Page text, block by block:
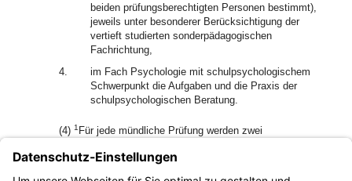
beiden prüfungsberechtigten Personen bestimmt),
jeweils unter besonderer Berücksichtigung der
vertieft studierten sonderpädagogischen
Fachrichtung,
4.
im Fach Psychologie mit schulpsychologischem
Schwerpunkt die Aufgaben und die Praxis der
schulpsychologischen Beratung.
(4) 1 Für jede mündliche Prüfung werden zwei
prüfungsberechtigte Person muss dem in § 7 Abs. 1 Satz 1
Nr. 2 genannten Personenkreis angehören.